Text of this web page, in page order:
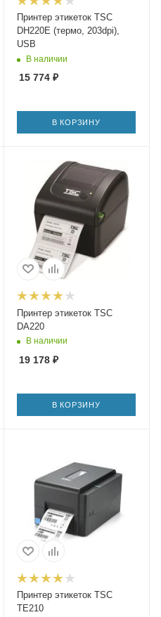
Принтер этикеток TSC
DH220E (термо, 203dpi),
USB
В наличии
15 774₽
В КОРЗИНУ
Принтер этикеток TSC
DA220
В наличии
19 178₽
В КОРЗИНУ
Принтер этикеток TSC
TE210